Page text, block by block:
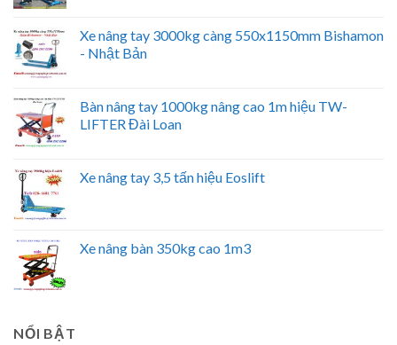
Xe nâng tay 3000kg càng 550x1150mm Bishamon
- Nhật Bản
Bàn nâng tay 1000kg nâng cao 1m hiệu TW-
LIFTER Đài Loan
Xe nâng tay 3,5 tấn hiệu Eoslift
Xe nâng bàn 350kg cao 1m3
NỔI BẬT